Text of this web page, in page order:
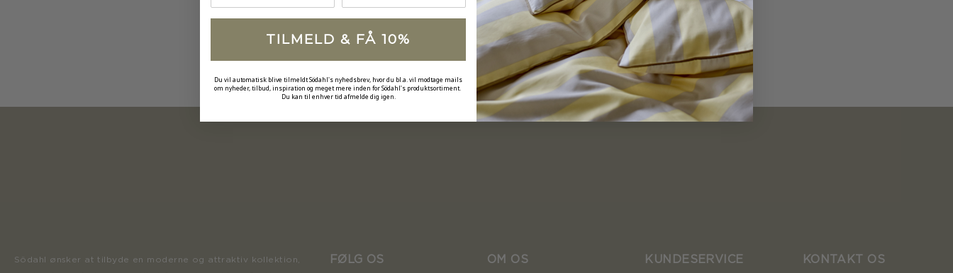
Södahl ønsker at tilbyde en moderne og attraktiv kollektion, FØLG OS OM OS KUNDESERVICE KONTAKT OS
TILMELD & FÅ 10%
Du vil automatisk blive tilmeldt Södahl's nyhedsbrev, hvor du bl.a. vil modtage mails
om nyheder, tilbud, inspiration og meget mere inden for Södahl's produktsortiment.
Du kan til enhver tid afmelde dig igen.